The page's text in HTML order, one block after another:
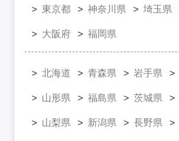
東京都 神奈川県 埼玉県
大阪府 福岡県
北海道 青森県 岩手県
山形県 福島県 茨城県
山梨県 新潟県 長野県